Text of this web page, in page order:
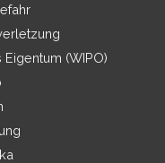
(WIPO)